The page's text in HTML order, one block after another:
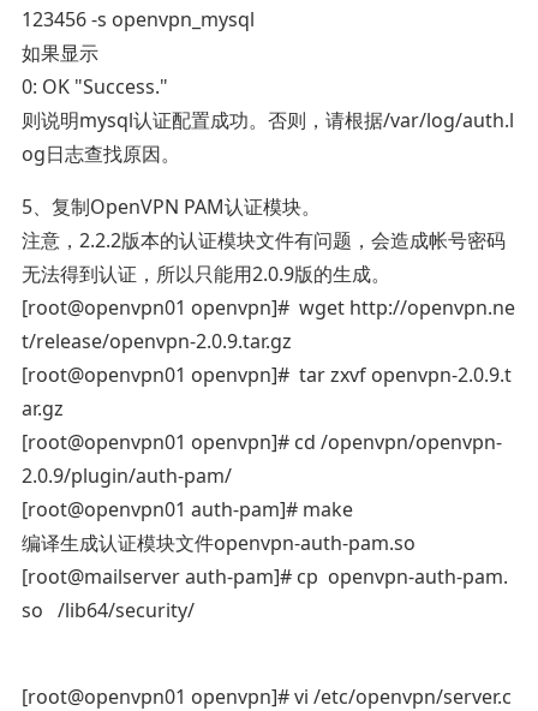
123456 -s openvpn_mysql
如果显示
0: OK "Success."
则说明mysql认证配置成功。否则，请根据/var/log/auth.l
og日志查找原因。
5、复制OpenVPN PAM认证模块。
注意，2.2.2版本的认证模块文件有问题，会造成帐号密码
无法得到认证，所以只能用2.0.9版的生成。
[root@openvpn01 openvpn]# wget http://openvpn.ne
t/release/openvpn-2.0.9.tar.gz
[root@openvpn01 openvpn]# tar zxvf openvpn-2.0.9.t
ar.gz
[root@openvpn01 openvpn]# cd /openvpn/openvpn-
2.0.9/plugin/auth-pam/
[root@openvpn01 auth-pam]# make
编译生成认证模块文件openvpn-auth-pam.so
[root@mailserver auth-pam]# cp openvpn-auth-pam.
so /lib64/security/
[root@openvpn01 openvpn]# vi /etc/openvpn/server.c